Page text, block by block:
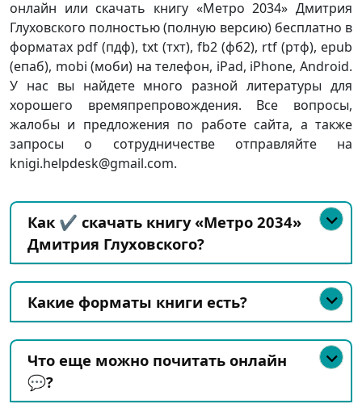
онлайн или скачать книгу «Метро 2034» Дмитрия
Глуховского полностью (полную версию) бесплатно в
форматах pdf (пдф), txt (тхт), fb2 (фб2), rtf (ртф), epub
(епаб), mobi (моби) на телефон, iPad, iPhone, Android.
У нас вы найдете много разной литературы для
хорошего времяпрепровождения. Все вопросы,
жалобы и предложения по работе сайта, а также
запросы о сотрудничестве отправляйте на
knigi.helpdesk@gmail.com.
Как ✔️ скачать книгу «Метро 2034»
Дмитрия Глуховского?
Какие форматы книги есть?
Что еще можно почитать онлайн
💬?